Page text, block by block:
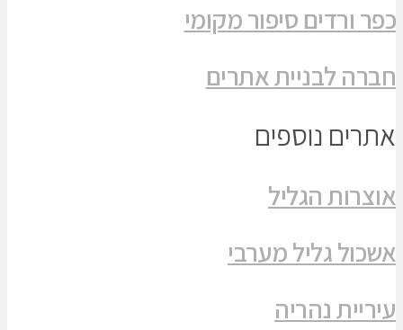
כפר ורדים סיפור מקומי
חברה לבניית אתרים
אתרים נוספים
אוצרות הגליל
אשכול גליל מערבי
עיריית נהריה